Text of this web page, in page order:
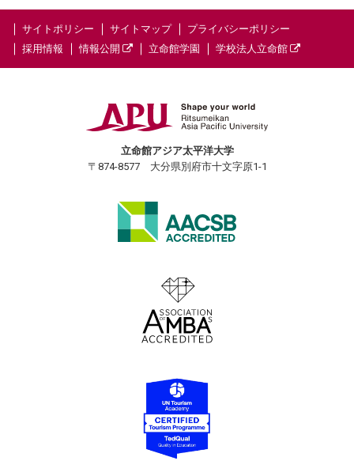
サイトポリシー サイトマップ
プライバシーポリシー
採用情報
情報公開 立命館学園 学校法人立命館
立命館アジア太平洋大学
〒874-8577 大分県別府市十文字原1-1